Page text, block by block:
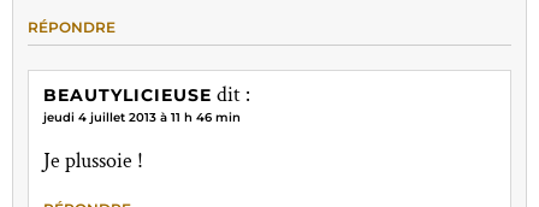
RÉPONDRE
BEAUTYLICIEUSE dit :
jeudi 4 juillet 2013 à 11 h 46 min
Je plussoie !